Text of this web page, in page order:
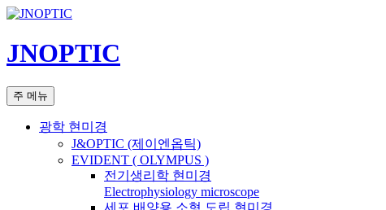
컨
츠
로
너
JNOPTIC
검
색
주 메뉴
광학 현미경
J&OPTIC (제이엔옵틱)
EVIDENT ( OLYMPUS )
전기생리학 현미경
Electrophysiology microscope
세포 배양용 소형 도립 현미경